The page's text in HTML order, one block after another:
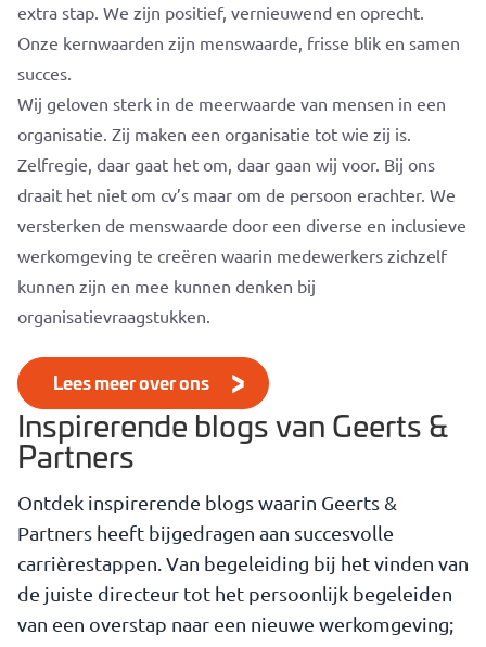
extra stap. We zijn positief, vernieuwend en oprecht.
Onze kernwaarden zijn menswaarde, frisse blik en samen
succes.
Wij geloven sterk in de meerwaarde van mensen in een
organisatie. Zij maken een organisatie tot wie zij is.
Zelfregie, daar gaat het om, daar gaan wij voor. Bij ons
draait het niet om cv’s maar om de persoon erachter. We
versterken de menswaarde door een diverse en inclusieve
werkomgeving te creëren waarin medewerkers zichzelf
kunnen zijn en mee kunnen denken bij
organisatievraagstukken.
Lees meer over ons
Inspirerende blogs van Geerts &
Partners
Ontdek inspirerende blogs waarin Geerts &
Partners heeft bijgedragen aan succesvolle
carrièrestappen. Van begeleiding bij het vinden van
de juiste directeur tot het persoonlijk begeleiden
van een overstap naar een nieuwe werkomgeving;